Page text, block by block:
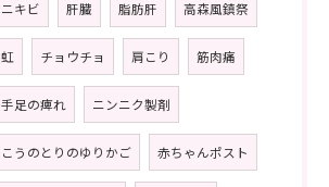
ニキビ 肝臓 脂肪肝 高森風鎮祭
虹 チョウチョ 肩こり 筋肉痛
手足の痺れ ニンニク製剤
こうのとりのゆりかご 赤ちゃんポスト